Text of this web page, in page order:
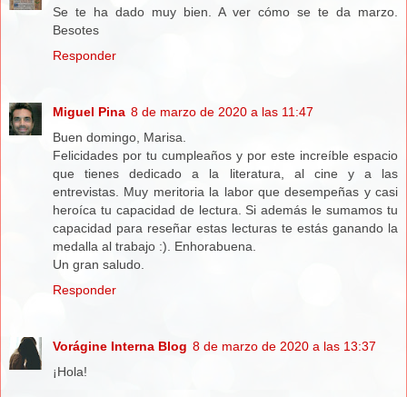
Se te ha dado muy bien. A ver cómo se te da marzo.
Besotes
Responder
Miguel Pina 8 de marzo de 2020 a las 11:47
Buen domingo, Marisa.
Felicidades por tu cumpleaños y por este increíble espacio
que tienes dedicado a la literatura, al cine y a las
entrevistas. Muy meritoria la labor que desempeñas y casi
heroíca tu capacidad de lectura. Si además le sumamos tu
capacidad para reseñar estas lecturas te estás ganando la
medalla al trabajo :). Enhorabuena.
Un gran saludo.
Responder
Vorágine Interna Blog 8 de marzo de 2020 a las 13:37
¡Hola!